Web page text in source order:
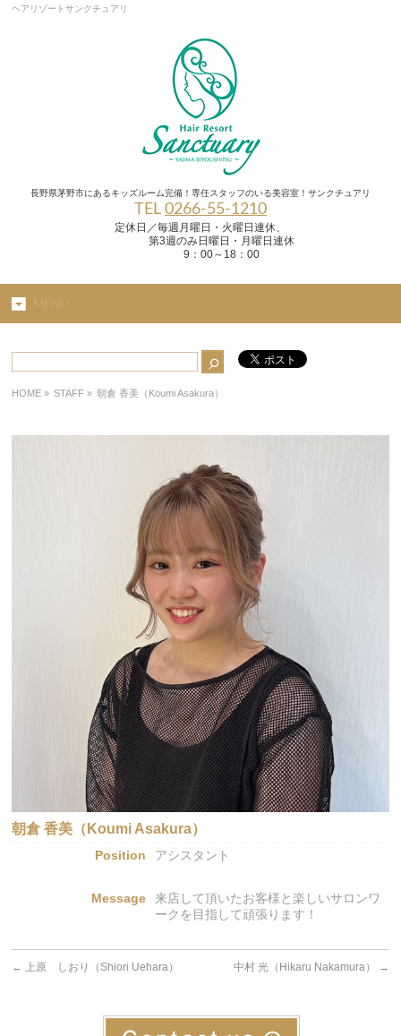
ヘアリゾートサンクチュアリ
長野県茅野市にあるキッズルーム完備！専任スタッフのいる美容室！サンクチュアリ
TEL 0266-55-1210
定休日／毎週月曜日・火曜日連休、
第3週のみ日曜日・月曜日連休
9：00～18：00
MENU
HOME » STAFF » 朝倉 香美（Koumi Asakura）
朝倉 香美（Koumi Asakura）
Position アシスタント
Message
来店して頂いたお客様と楽しいサロンワ
ークを目指して頑張ります！
← 上原 しおり（Shiori Uehara） 中村 光（Hikaru Nakamura） →